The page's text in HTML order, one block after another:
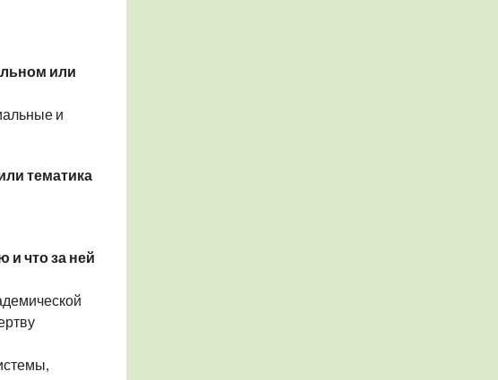
или
и
тематика
и что за ней